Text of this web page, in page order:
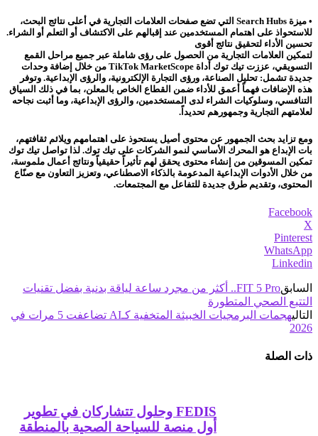
• ميزة Search Hubs التي تضع صفحات العلامات التجارية في أعلى نتائج البحث،
للاستحواذ على اهتمام المستخدمين عند إقبالهم على الاكتشاف أو التعلم أو الشراء.
تحسين الأداء لتحقيق نتائج أقوى
لتمكين العلامات التجارية من الحصول على رؤى شاملة عبر جميع مراحل القمع
التسويقي، عززت تيك توك أداة TikTok MarketScope من خلال إضافة وحدات
جديدة تشمل: تحليل الصناعة، ورؤى التجارة الإلكترونية، والرؤى الإبداعية. وتوفر
هذه الإضافات فهماً أعمق للأداء ضمن القطاع الخاص بالمعلن، بما في ذلك السياق
التنافسي، وسلوكيات الشراء لدى المستخدمين، والرؤى الإبداعية، وما أثبت نجاحه
لعلامتهم التجارية وجمهورهم تحديداً.
ومع تزايد بحث الجمهور عن محتوى أصيل يستحوذ على اهتمامهم ويلائم ثقافتهم،
بات الإبداع هو المحرك الأساسي لنمو الشركات على تيك توك. لذا تواصل تيك توك
تمكين المسوقين من إنشاء محتوى يحقق لهم تأثيراً حقيقياً ونتائج أعمال ملموسة،
من خلال الأدوات الإبداعية المدعومة بالذكاء الاصطناعي، وتعزيز التعاون مع صنّاع
المحتوى، وتقديم طرق جديدة للتفاعل مع المجتمعات.
Facebook
X
Pinterest
WhatsApp
Linkedin
السابق
FIT 5 Pro.. أكثر من مجرد ساعة لياقة بدنية بفضل تقنيات
التتبع الصحي المتطورة
التالي
هجمات البرمجيات الخبيثة المتخفية كـAI تضاعفت 5 مرات في
2026
ذات الصلة
FEDIS وحلول تتشاركان في تطوير
أول منصة للسياحة الصحية بالمنطقة